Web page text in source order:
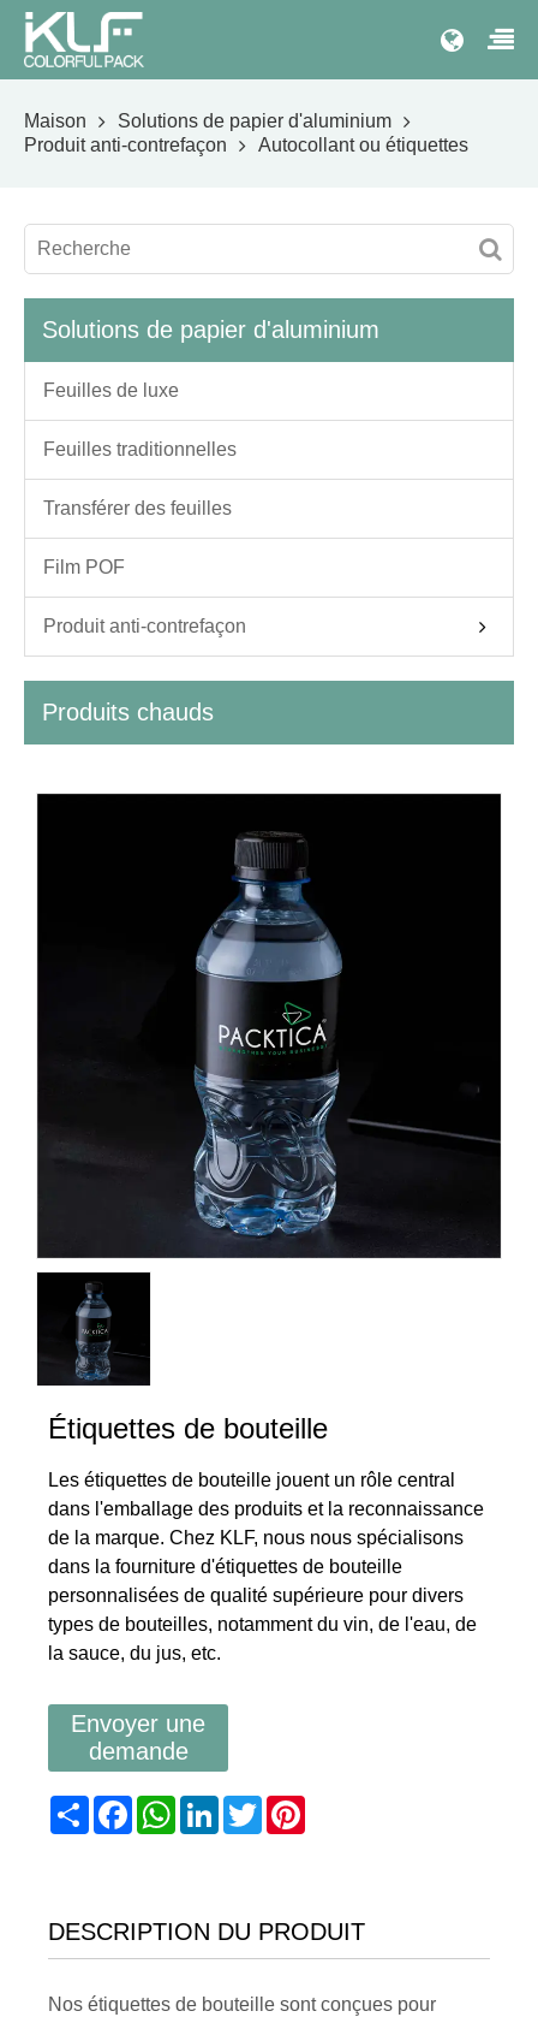
Maison
Solutions de papier d'aluminium
Produit anti-contrefaçon
Autocollant ou étiquettes
Solutions de papier d'aluminium
Feuilles de luxe
Feuilles traditionnelles
Transférer des feuilles
Film POF
Produit anti-contrefaçon
Produits chauds
Étiquettes de bouteille
Les étiquettes de bouteille jouent un rôle central
dans l'emballage des produits et la reconnaissance
de la marque. Chez KLF, nous nous spécialisons
dans la fourniture d'étiquettes de bouteille
personnalisées de qualité supérieure pour divers
types de bouteilles, notamment du vin, de l'eau, de
la sauce, du jus, etc.
Envoyer une
demande
ShareFacebookWhatsApp
LinkedIn
Twitter
DESCRIPTION DU PRODUIT
Nos étiquettes de bouteille sont conçues pour